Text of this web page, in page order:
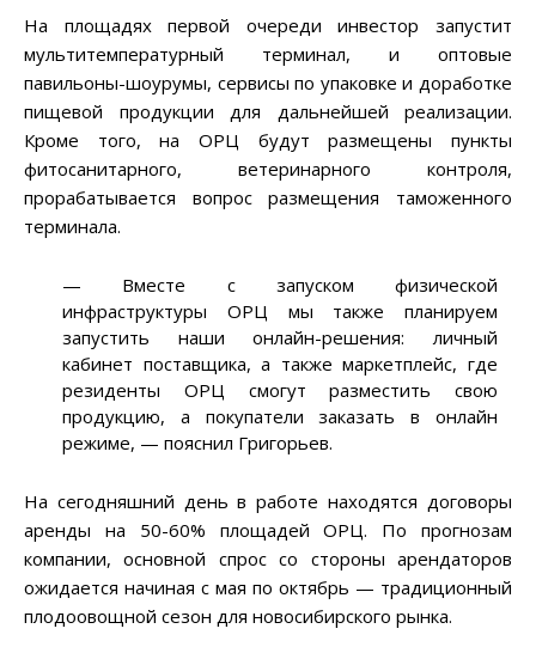
На площадях первой очереди инвестор запустит
мультитемпературный терминал, и оптовые
павильоны-шоурумы, сервисы по упаковке и доработке
пищевой продукции для дальнейшей реализации.
Кроме того, на ОРЦ будут размещены пункты
фитосанитарного, ветеринарного контроля,
прорабатывается вопрос размещения таможенного
терминала.
— Вместе с запуском физической
инфраструктуры ОРЦ мы также планируем
запустить наши онлайн-решения: личный
кабинет поставщика, а также маркетплейс, где
резиденты ОРЦ смогут разместить свою
продукцию, а покупатели заказать в онлайн
режиме, — пояснил Григорьев.
На сегодняшний день в работе находятся договоры
аренды на 50-60% площадей ОРЦ. По прогнозам
компании, основной спрос со стороны арендаторов
ожидается начиная с мая по октябрь — традиционный
плодоовощной сезон для новосибирского рынка.